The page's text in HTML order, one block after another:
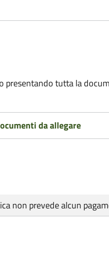
presentando tutta la
da allegare
non prevede alcun